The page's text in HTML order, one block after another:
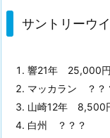
サントリーウ
響21年 25,000
マッカラン ？？
山崎12年 8,500
白州 ？？？